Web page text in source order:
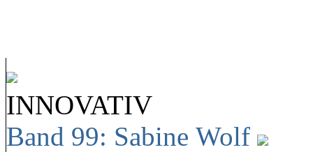
INNOVATIV
Band 99: Sabine Wolf